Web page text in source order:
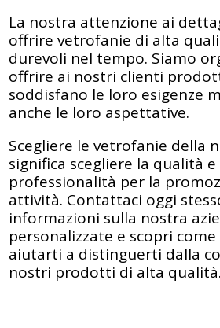
La nostra attenzione ai
offrire vetrofanie di alta
durevoli nel tempo. Siamo
offrire ai nostri clienti
soddisfano le loro esigenze
anche le loro aspettative.
Scegliere le vetrofanie della
significa scegliere la qualità e
professionalità per la
attività. Contattaci oggi
informazioni sulla nostra
personalizzate e scopri
aiutarti a distinguerti dalla
nostri prodotti di alta qualità.